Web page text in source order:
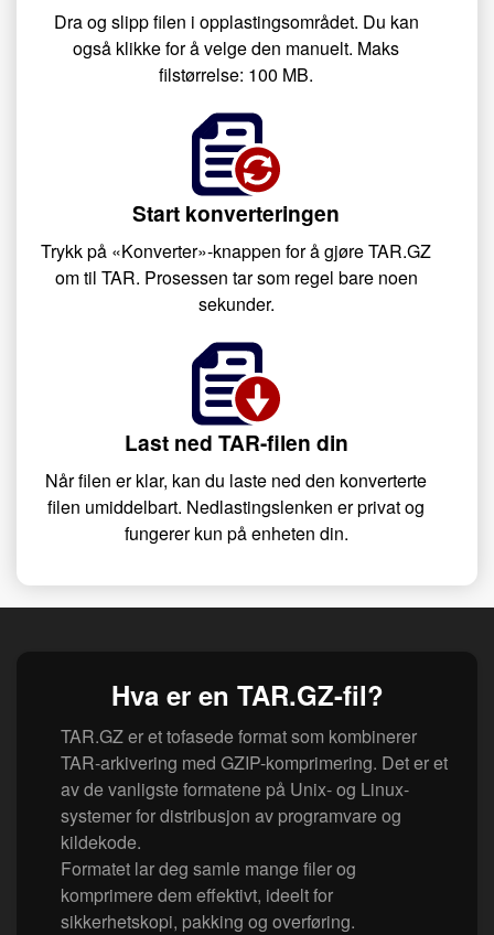
Dra og slipp filen i opplastingsområdet. Du kan
også klikke for å velge den manuelt. Maks
filstørrelse: 100 MB.
Start konverteringen
Trykk på «Konverter»-knappen for å gjøre TAR.GZ
om til TAR. Prosessen tar som regel bare noen
sekunder.
Last ned TAR-filen din
Når filen er klar, kan du laste ned den konverterte
filen umiddelbart. Nedlastingslenken er privat og
fungerer kun på enheten din.
Hva er en TAR.GZ-fil?
TAR.GZ er et tofasede format som kombinerer
TAR-arkivering med GZIP-komprimering. Det er et
av de vanligste formatene på Unix- og Linux-
systemer for distribusjon av programvare og
kildekode.
Formatet lar deg samle mange filer og
komprimere dem effektivt, ideelt for
sikkerhetskopi, pakking og overføring.